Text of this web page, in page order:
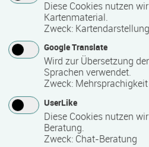
Ökonomische
Zusammenhänge verstehen
werden!
Termin
17.08.2026 - 21.08.2026
Ort
13595 Berlin
Zeitmuster
Vollzeit
Lehr- und Lernform
Präsenzveranstaltung
Diese Cookies nutzen
Kartenmaterial.
Zweck: Kartendarstellung
Google Translate
Wird zur Übersetzung
Sprachen verwendet.
Zweck: Mehrsprachigkeit
UserLike
Diese Cookies nutzen
Beratung.
Zweck: Chat-Beratung